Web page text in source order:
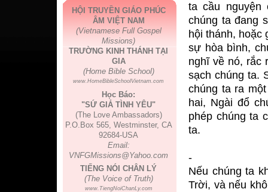
HỘI TRUYỀN GIÁO PHÚC
ÂM VIỆT NAM
(Vietnamese Full Gospel
Missions)
TRƯỜNG KINH THÁNH TẠI
GIA
(Home Bible School)
www.HomeBibleSchoolVietnam.com
Học Báo:
"SỨ GIẢ TÌNH YÊU"
(The Love Ambassadors)
P.O.Box 565, Westminster, CA
92684-USA
Email:
VNFGMissions@Yahoo.com
TIẾNG NÓI CHÂN LÝ
(The Voice of Truth)
www.TiengNoiChanLy.com
ta cầu nguyện
chúng ta đang
hội thánh, hoặc
sự hòa bình,
nghĩ về nó, rắc
sạch chúng ta.
chúng ta ra
hai, Ngài đổ
phép chúng ta
ta.
-
Nếu chúng ta
Trời, và nếu